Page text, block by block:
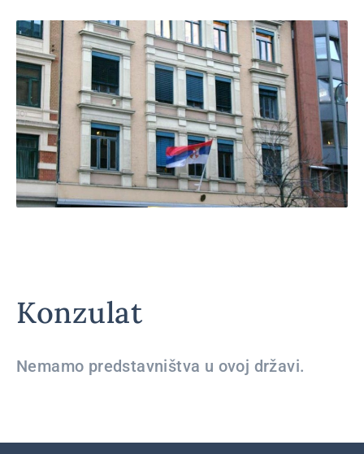
Konzulat
Nemamo predstavništva u ovoj državi.